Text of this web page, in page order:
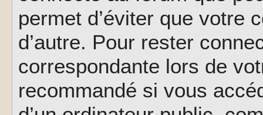
permet d’éviter que votre
d’autre. Pour rester
correspondante lors de
recommandé si vous